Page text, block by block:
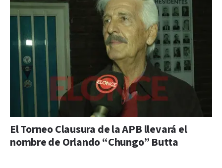
El Torneo Clausura de la APB llevará el
nombre de Orlando “Chungo” Butta